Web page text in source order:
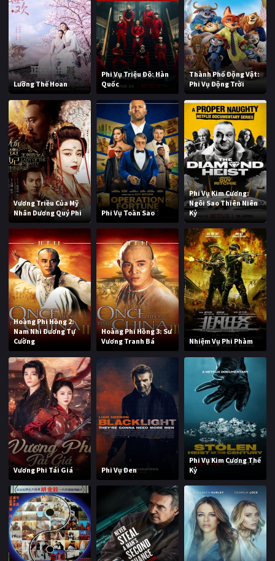
Lưỡng Thế Hoan
Phi Vụ Triệu Đô: Hàn
Quốc
Thành Phố Động Vật:
Phi Vụ Động Trời
Vương Triều Của Mỹ
Nhân Dương Quý Phi
Phi Vụ Toàn Sao
Phi Vụ Kim Cương:
Ngôi Sao Thiên Niên
Kỷ
Hoàng Phi Hồng 2:
Nam Nhi Đương Tự
Cường
Hoàng Phi Hồng 3: Sư
Vương Tranh Bá
Nhiệm Vụ Phi Phàm
Vương Phi Tái Giá Phi Vụ Đen
Phi Vụ Kim Cương Thế
Kỷ